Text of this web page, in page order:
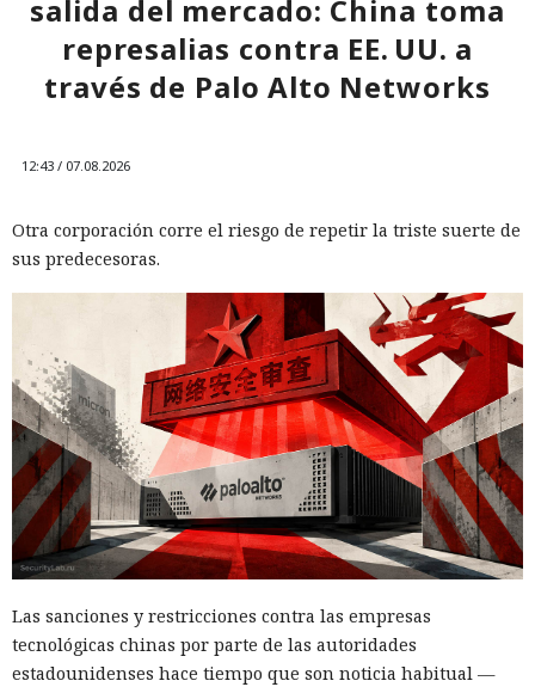
salida del mercado: China toma
represalias contra EE. UU. a
través de Palo Alto Networks
12:43 / 07.08.2026
Otra corporación corre el riesgo de repetir la triste suerte de
sus predecesoras.
Las sanciones y restricciones contra las empresas
tecnológicas chinas por parte de las autoridades
estadounidenses hace tiempo que son noticia habitual —